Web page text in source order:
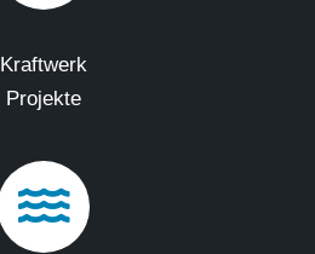
Kraftwerk
Projekte